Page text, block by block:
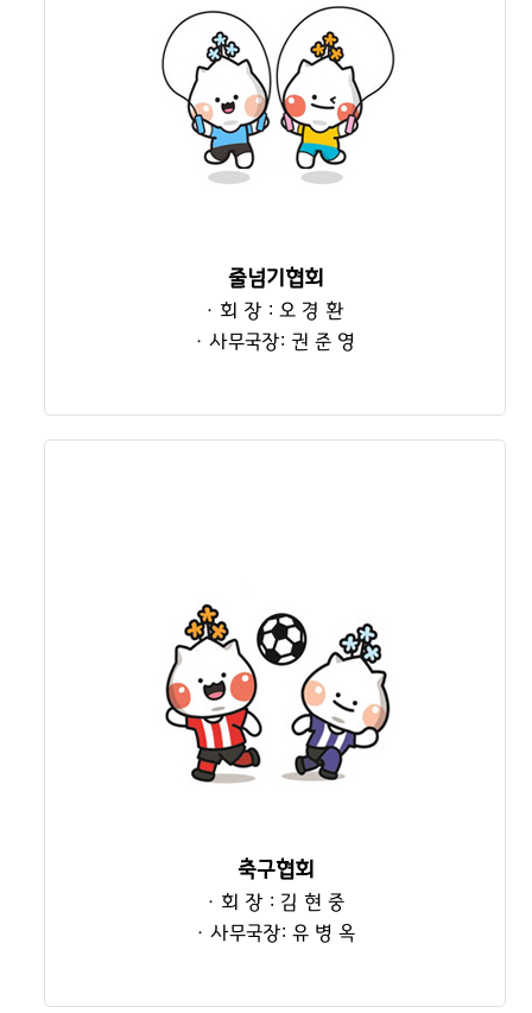
줄넘기협회
· 회 장 : 오 경 환
· 사무국장: 권 준 영
축구협회
· 회 장 : 김 현 중
· 사무국장: 유 병 옥